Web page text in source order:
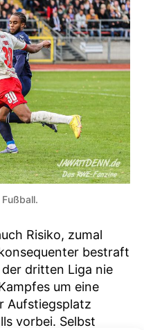
Risiko, zumal
bestraft
dritten Liga nie
um eine
Aufstiegsplatz
vorbei. Selbst